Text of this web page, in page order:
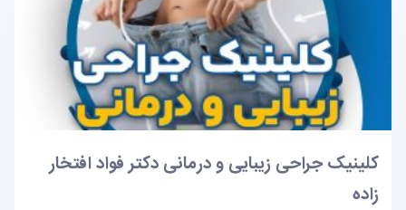
کلینیک جراحی زیبایی و درمانی دکتر فواد افتخار
زاده